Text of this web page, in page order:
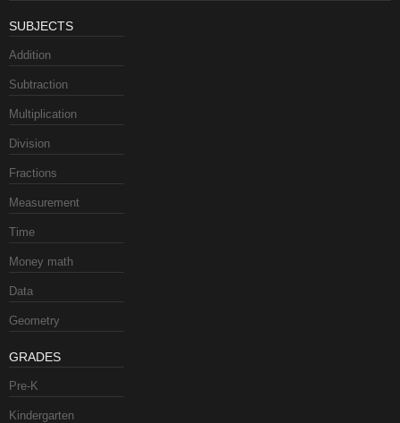
SUBJECTS
Addition
Subtraction
Multiplication
Division
Fractions
Measurement
Time
Money math
Data
Geometry
GRADES
Pre-K
Kindergarten